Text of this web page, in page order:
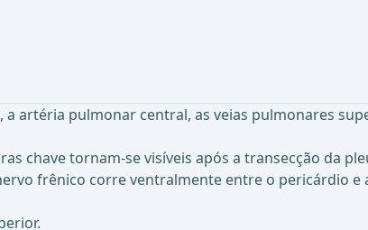
artéria pulmonar central, as veias pulmonares
chave tornam-se visíveis após a transecção da
frênico corre ventralmente entre o pericárdio e